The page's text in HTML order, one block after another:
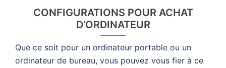
CONFIGURATIONS POUR ACHAT
D’ORDINATEUR
Que ce soit pour un ordinateur portable ou un
ordinateur de bureau, vous pouvez vous fier à ce